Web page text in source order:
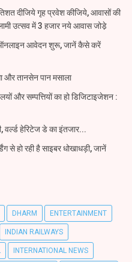
दीजिये गृह प्रवेश कीजिये, आवासों की
उत्सव में 3 हजार नये आवास जोडे़
ऑनलाइन आवेदन शुरू, जानें कैसे करें
तानसेन पान मसाला
और सम्पत्तियों का हो डिजिटाइजेशन :
हेरिटेज डे का इंतजार...
हो रही है साइबर धोखाधड़ी, जानें
DHARM ENTERTAINMENT
INDIAN RAILWAYS
INTERNATIONAL NEWS